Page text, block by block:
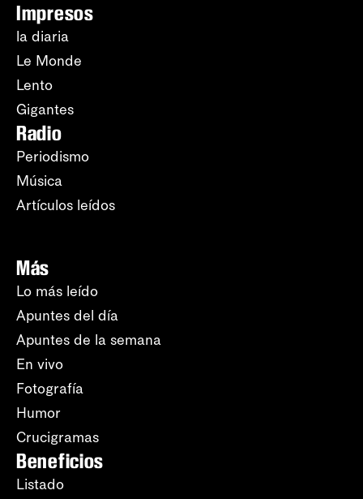
Impresos
la diaria
Le Monde
Lento
Gigantes
Radio
Periodismo
Música
Artículos leídos
Más
Lo más leído
Apuntes del día
Apuntes de la semana
En vivo
Fotografía
Humor
Crucigramas
Beneficios
Listado